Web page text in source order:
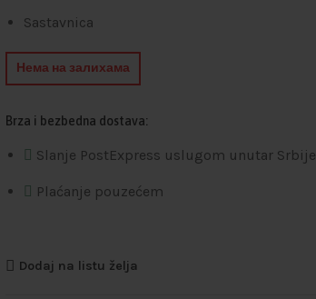
Sastavnica
Нема на залихама
Brza i bezbedna dostava:
Slanje PostExpress uslugom unutar Srbije
Plaćanje pouzećem
Dodaj na listu želja